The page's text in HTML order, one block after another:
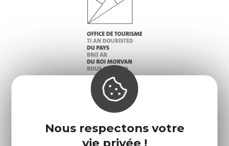
Nous respectons votre
vie privée !
Nos brochures